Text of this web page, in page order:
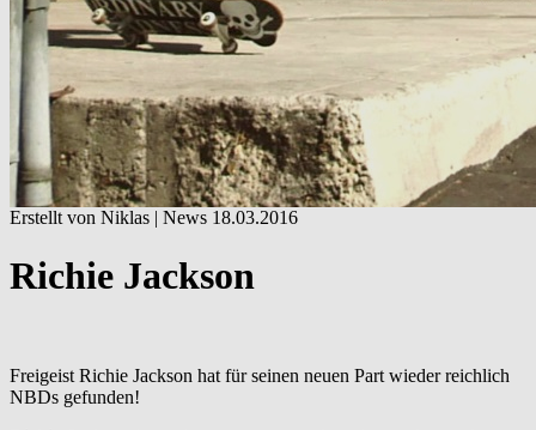
Erstellt von Niklas | News 18.03.2016
Richie Jackson
Freigeist Richie Jackson hat für seinen neuen Part wieder reichlich
NBDs gefunden!